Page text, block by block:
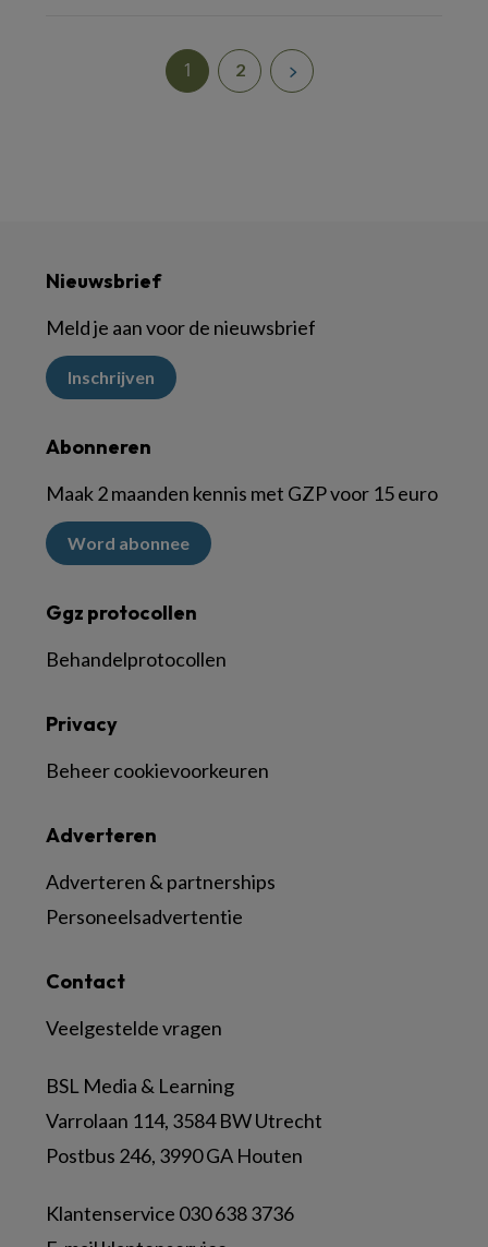
1 2
Nieuwsbrief
Meld je aan voor de nieuwsbrief
Inschrijven
Abonneren
Maak 2 maanden kennis met GZP voor 15 euro
Word abonnee
Ggz protocollen
Behandelprotocollen
Contact
Veelgestelde vragen
BSL Media & Learning
Varrolaan 114, 3584 BW Utrecht
Postbus 246, 3990 GA Houten
Klantenservice 030 638 3736
Adverteren
Adverteren & partnerships
Personeelsadvertentie
Privacy
Beheer cookievoorkeuren